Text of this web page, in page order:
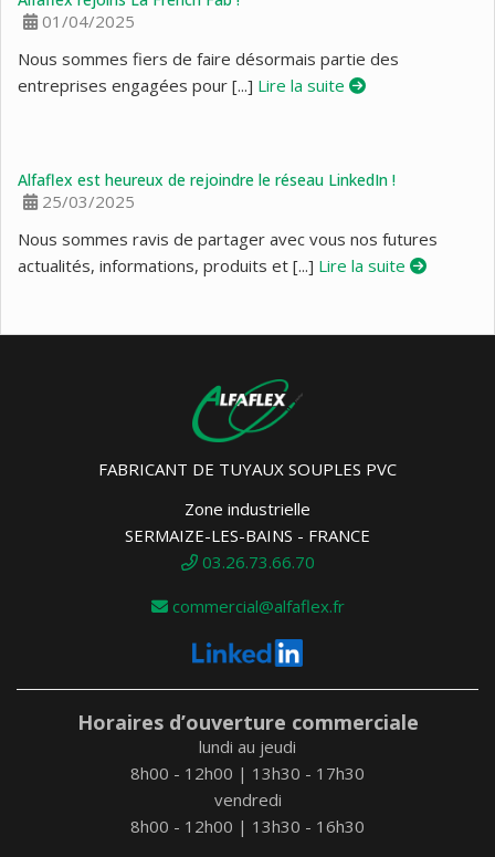
01/04/2025
Nous sommes fiers de faire désormais partie des
entreprises engagées pour [...] Lire la suite
Alfaflex est heureux de rejoindre le réseau LinkedIn !
25/03/2025
Nous sommes ravis de partager avec vous nos futures
actualités, informations, produits et [...] Lire la suite
FABRICANT DE TUYAUX SOUPLES PVC
Zone industrielle
SERMAIZE-LES-BAINS - FRANCE
03.26.73.66.70
commercial@alfaflex.fr
Horaires d’ouverture commerciale
lundi au jeudi
8h00 - 12h00 | 13h30 - 17h30
vendredi
8h00 - 12h00 | 13h30 - 16h30